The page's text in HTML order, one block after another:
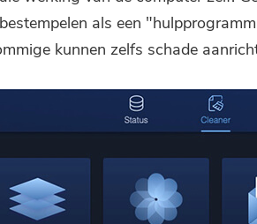
als een
kunnen zelfs schade